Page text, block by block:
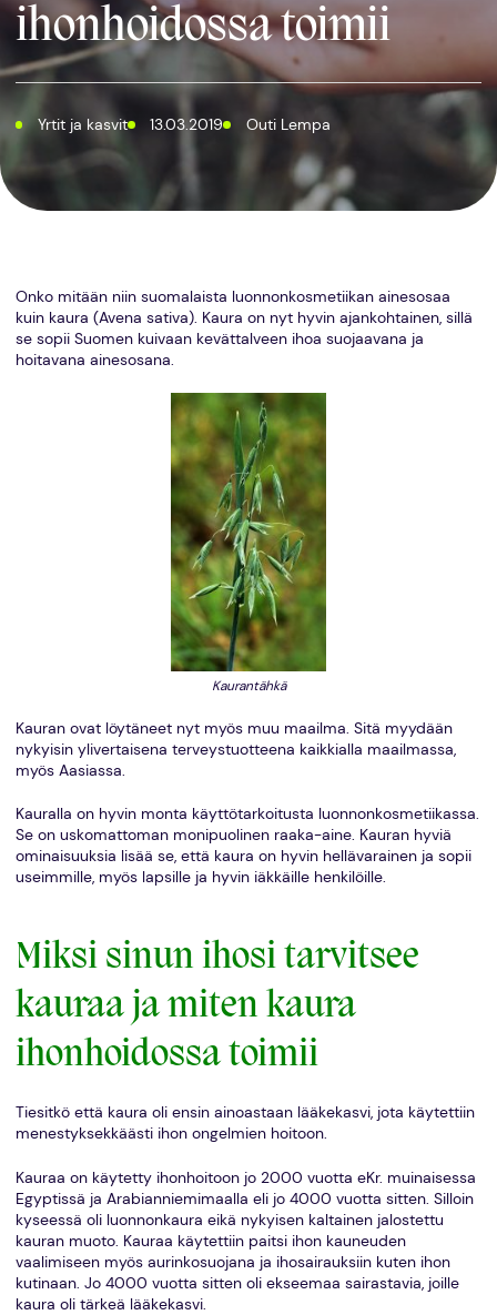
ihonhoidossa toimii
Yrtit ja kasvit 13.03.2019 Outi Lempa
Onko mitään niin suomalaista luonnonkosmetiikan ainesosaa
kuin kaura (Avena sativa). Kaura on nyt hyvin ajankohtainen, sillä
se sopii Suomen kuivaan kevättalveen ihoa suojaavana ja
hoitavana ainesosana.
Kaurantähkä
Kauran ovat löytäneet nyt myös muu maailma. Sitä myydään
nykyisin ylivertaisena terveystuotteena kaikkialla maailmassa,
myös Aasiassa.
Kauralla on hyvin monta käyttötarkoitusta luonnonkosmetiikassa.
Se on uskomattoman monipuolinen raaka-aine. Kauran hyviä
ominaisuuksia lisää se, että kaura on hyvin hellävarainen ja sopii
useimmille, myös lapsille ja hyvin iäkkäille henkilöille.
Miksi sinun ihosi tarvitsee
kauraa ja miten kaura
ihonhoidossa toimii
Tiesitkö että kaura oli ensin ainoastaan lääkekasvi, jota käytettiin
menestyksekkäästi ihon ongelmien hoitoon.
Kauraa on käytetty ihonhoitoon jo 2000 vuotta eKr. muinaisessa
Egyptissä ja Arabianniemimaalla eli jo 4000 vuotta sitten. Silloin
kyseessä oli luonnonkaura eikä nykyisen kaltainen jalostettu
kauran muoto. Kauraa käytettiin paitsi ihon kauneuden
vaalimiseen myös aurinkosuojana ja ihosairauksiin kuten ihon
kutinaan. Jo 4000 vuotta sitten oli ekseemaa sairastavia, joille
kaura oli tärkeä lääkekasvi.